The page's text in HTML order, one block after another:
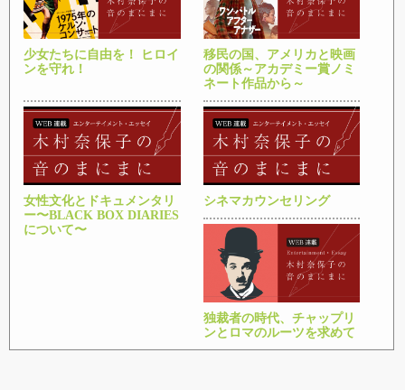
少女たちに自由を！ ヒロイ
ンを守れ！
移民の国、アメリカと映画
の関係～アカデミー賞ノミ
ネート作品から～
女性文化とドキュメンタリ
ー〜BLACK BOX DIARIES
について〜
シネマカウンセリング
独裁者の時代、チャップリ
ンとロマのルーツを求めて